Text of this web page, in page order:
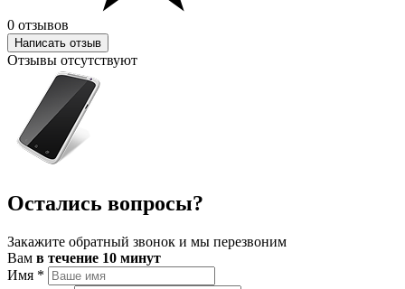
0 отзывов
Написать отзыв
Отзывы отсутствуют
Остались вопросы?
Закажите обратный звонок и мы перезвоним
Вам в течение 10 минут
Имя *